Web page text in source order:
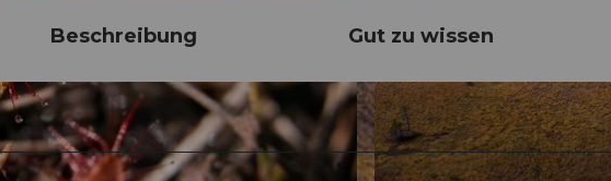
Beschreibung Gut zu wissen